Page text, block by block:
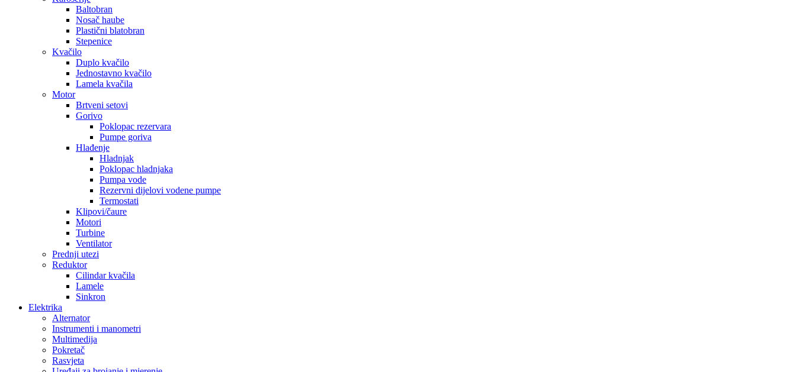
Baltobran
Nosač haube
Plastični blatobran
Stepenice
Kvačilo
Duplo kvačilo
Jednostavno kvačilo
Lamela kvačila
Motor
Brtveni setovi
Gorivo
Poklopac rezervara
Pumpe goriva
Hlađenje
Hladnjak
Poklopac hladnjaka
Pumpa vode
Rezervni dijelovi vodene pumpe
Termostati
Klipovi/čaure
Motori
Turbine
Ventilator
Prednji utezi
Reduktor
Cilindar kvačila
Lamele
Sinkron
Elektrika
Alternator
Instrumenti i manometri
Multimedija
Pokretač
Rasvjeta